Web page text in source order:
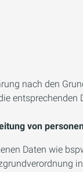
nach den
entsprechenden
von
Daten wie